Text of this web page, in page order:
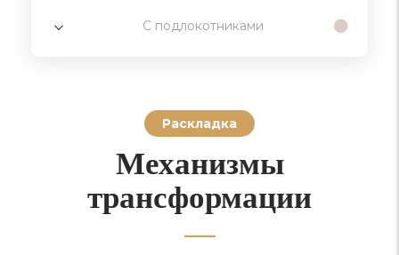
С подлокотниками
Раскладка
Механизмы
трансформации